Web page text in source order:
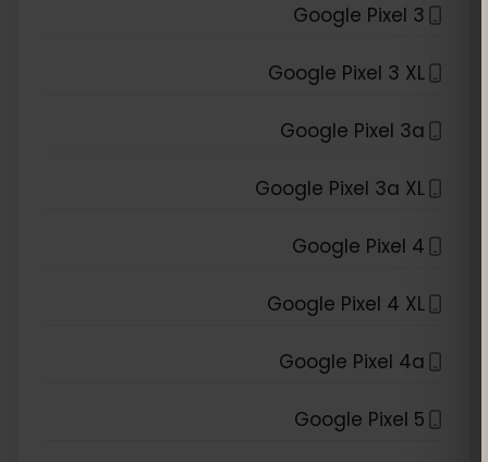
Google Pixel 3
Google Pixel 3 XL
Google Pixel 3a
Google Pixel 3a XL
Google Pixel 4
Google Pixel 4 XL
Google Pixel 4a
Google Pixel 5